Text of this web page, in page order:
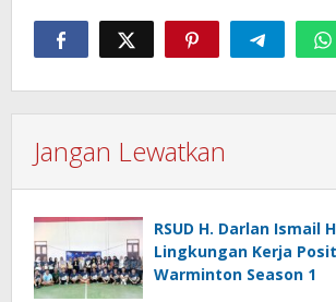
Jangan Lewatkan
RSUD H. Darlan Ismail
Lingkungan Kerja
Warminton Season 1